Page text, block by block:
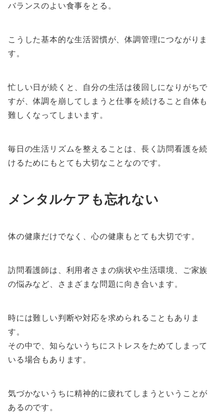
バランスのよい食事をとる。
こうした基本的な生活習慣が、体調管理につながりま
す。
忙しい日が続くと、自分の生活は後回しになりがちで
すが、体調を崩してしまうと仕事を続けること自体も
難しくなってしまいます。
毎日の生活リズムを整えることは、長く訪問看護を続
けるためにもとても大切なことなのです。
メンタルケアも忘れない
体の健康だけでなく、心の健康もとても大切です。
訪問看護師は、利用者さまの病状や生活環境、ご家族
の悩みなど、さまざまな問題に向き合います。
時には難しい判断や対応を求められることもありま
す。
その中で、知らないうちにストレスをためてしまって
いる場合もあります。
気づかないうちに精神的に疲れてしまうということが
あるのです。